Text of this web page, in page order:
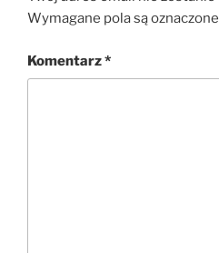
Wymagane pola są oznaczone
Komentarz*